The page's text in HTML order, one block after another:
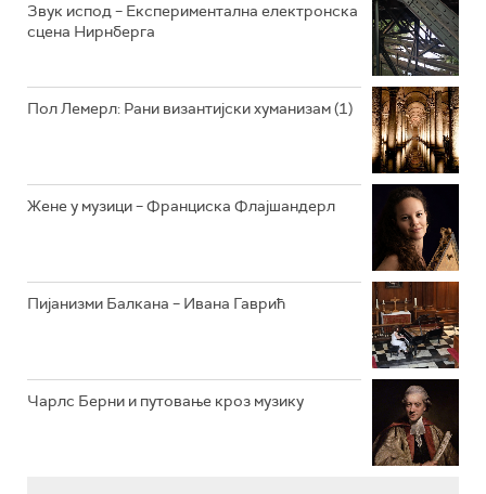
РАДИО ЏЕЗЕР
Звук испод – Експериментална електронска
сцена Нирнберга
Пол Лемерл: Рани византијски хуманизам (1)
Жене у музици – Франциска Флајшандерл
Пијанизми Балкана – Ивана Гаврић
Чарлс Берни и путовање кроз музику